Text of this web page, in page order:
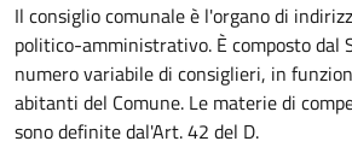
Il consiglio comunale è l'organo di
politico-amministrativo. È composto dal
numero variabile di consiglieri, in
abitanti del Comune. Le materie di
sono definite dal'Art. 42 del D.